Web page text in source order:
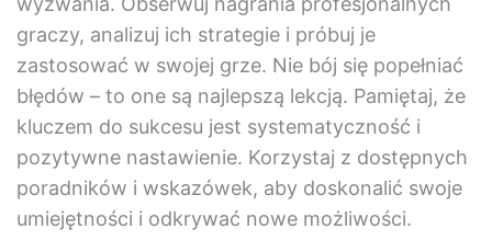
graczy, analizuj ich strategie i próbuj je
zastosować w swojej grze. Nie bój się popełniać
błędów – to one są najlepszą lekcją. Pamiętaj, że
kluczem do sukcesu jest systematyczność i
pozytywne nastawienie. Korzystaj z dostępnych
poradników i wskazówek, aby doskonalić swoje
umiejętności i odkrywać nowe możliwości.